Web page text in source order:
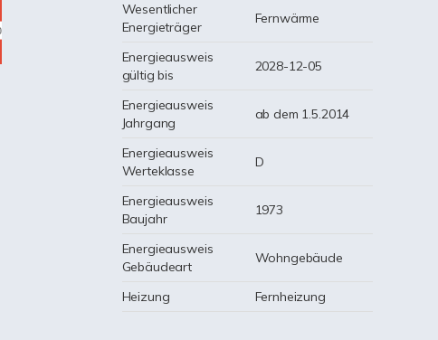
Wesentlicher
Energieträger
Fernwärme
Energieausweis
gültig bis
2028-12-05
Energieausweis
Jahrgang
ab dem 1.5.2014
Energieausweis
Werteklasse
D
Energieausweis
Baujahr
1973
Energieausweis
Gebäudeart
Wohngebäude
Heizung Fernheizung